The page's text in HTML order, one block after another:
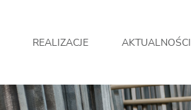
REALIZACJE AKTUALNOŚCI